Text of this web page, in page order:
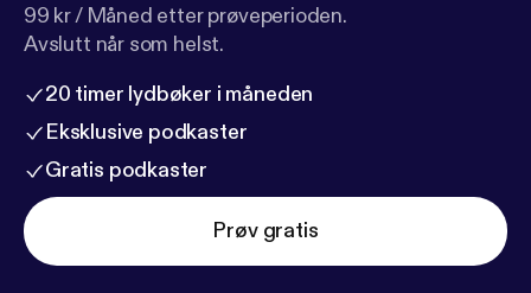
99 kr / Måned etter prøveperioden.
Avslutt når som helst.
20 timer lydbøker i måneden
Eksklusive podkaster
Gratis podkaster
Prøv gratis